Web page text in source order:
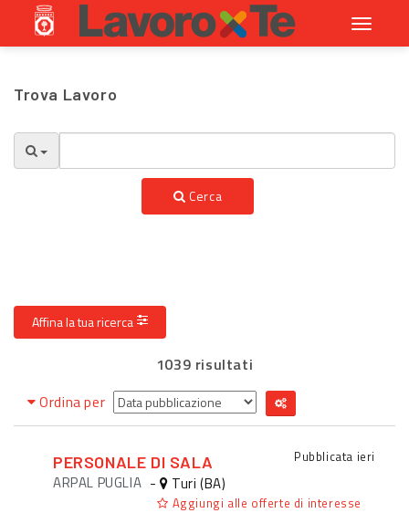
Toggle
Trova Lavoro
Cerca
Affina la tua ricerca
1039 risultati
Ordina per
PERSONALE DI SALA Pubblicata ieri
ARPAL PUGLIA - Turi (BA)
Aggiungi alle offerte di interesse